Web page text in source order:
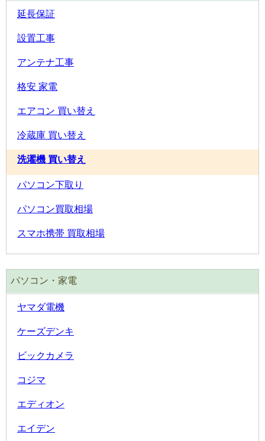
延長保証
設置工事
アンテナ工事
格安 家電
エアコン 買い替え
冷蔵庫 買い替え
洗濯機 買い替え
パソコン下取り
パソコン買取相場
スマホ携帯 買取相場
パソコン・家電
ヤマダ電機
ケーズデンキ
ビックカメラ
コジマ
エディオン
エイデン